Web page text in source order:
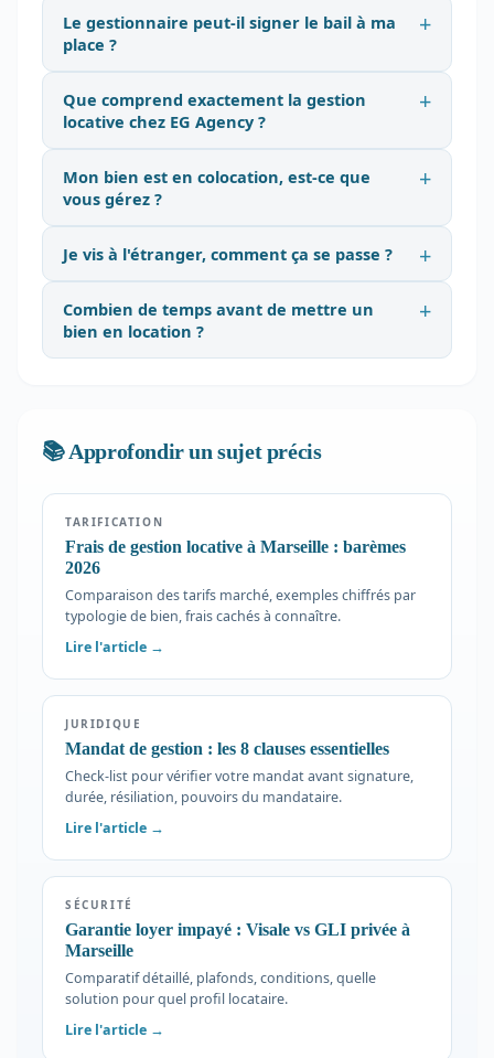
Le gestionnaire peut-il signer le bail à ma
place ?
Que comprend exactement la gestion
locative chez EG Agency ?
Mon bien est en colocation, est-ce que
vous gérez ?
Je vis à l'étranger, comment ça se passe ?
Combien de temps avant de mettre un
bien en location ?
📚 Approfondir un sujet précis
TARIFICATION
Frais de gestion locative à Marseille : barèmes
2026
Comparaison des tarifs marché, exemples chiffrés par
typologie de bien, frais cachés à connaître.
Lire l'article →
JURIDIQUE
Mandat de gestion : les 8 clauses essentielles
Check-list pour vérifier votre mandat avant signature,
durée, résiliation, pouvoirs du mandataire.
Lire l'article →
SÉCURITÉ
Garantie loyer impayé : Visale vs GLI privée à
Marseille
Comparatif détaillé, plafonds, conditions, quelle
solution pour quel profil locataire.
Lire l'article →